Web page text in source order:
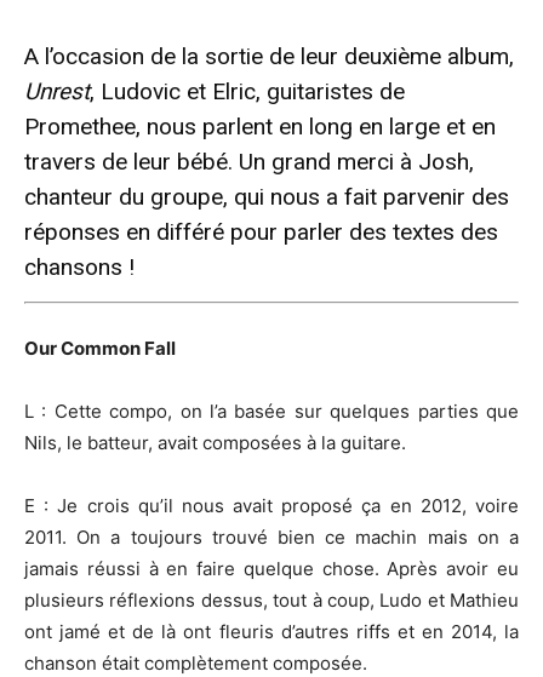
A l’occasion de la sortie de leur deuxième album,
Unrest, Ludovic et Elric, guitaristes de
Promethee, nous parlent en long en large et en
travers de leur bébé. Un grand merci à Josh,
chanteur du groupe, qui nous a fait parvenir des
réponses en différé pour parler des textes des
chansons !
Our Common Fall
L : Cette compo, on l’a basée sur quelques parties que
Nils, le batteur, avait composées à la guitare.
E : Je crois qu’il nous avait proposé ça en 2012, voire
2011. On a toujours trouvé bien ce machin mais on a
jamais réussi à en faire quelque chose. Après avoir eu
plusieurs réflexions dessus, tout à coup, Ludo et Mathieu
ont jamé et de là ont fleuris d’autres riffs et en 2014, la
chanson était complètement composée.